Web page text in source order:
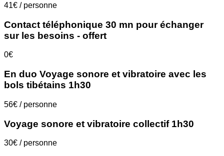
41€ / personne
Contact téléphonique 30 mn pour échanger
sur les besoins - offert
0€
En duo Voyage sonore et vibratoire avec les
bols tibétains 1h30
56€ / personne
Voyage sonore et vibratoire collectif 1h30
30€ / personne